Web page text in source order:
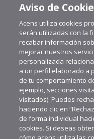
Aviso de
Acens utiliza cookies
serán utilizadas con la
recabar información
mejorar nuestros
personalizada
a un perfil elaborado a
de tu comportamiento
ejemplo, secciones
visitados). Puedes
haciendo clic en
de forma individual
cookies. Si deseas